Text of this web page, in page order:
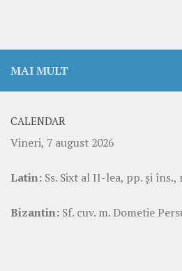
MAI MULT
CALENDAR
Vineri, 7 august 2026
Latin: Ss. Sixt al II-lea, pp. şi îns.,
Bizantin: Sf. cuv. m. Dometie